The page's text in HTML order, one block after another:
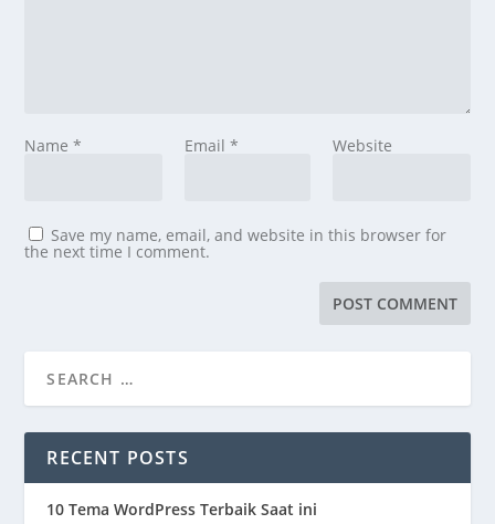
Name* Email * Website
Save my name, email, and website in this browser for
the next time I comment.
RECENT POSTS
10 Tema WordPress Terbaik Saat ini